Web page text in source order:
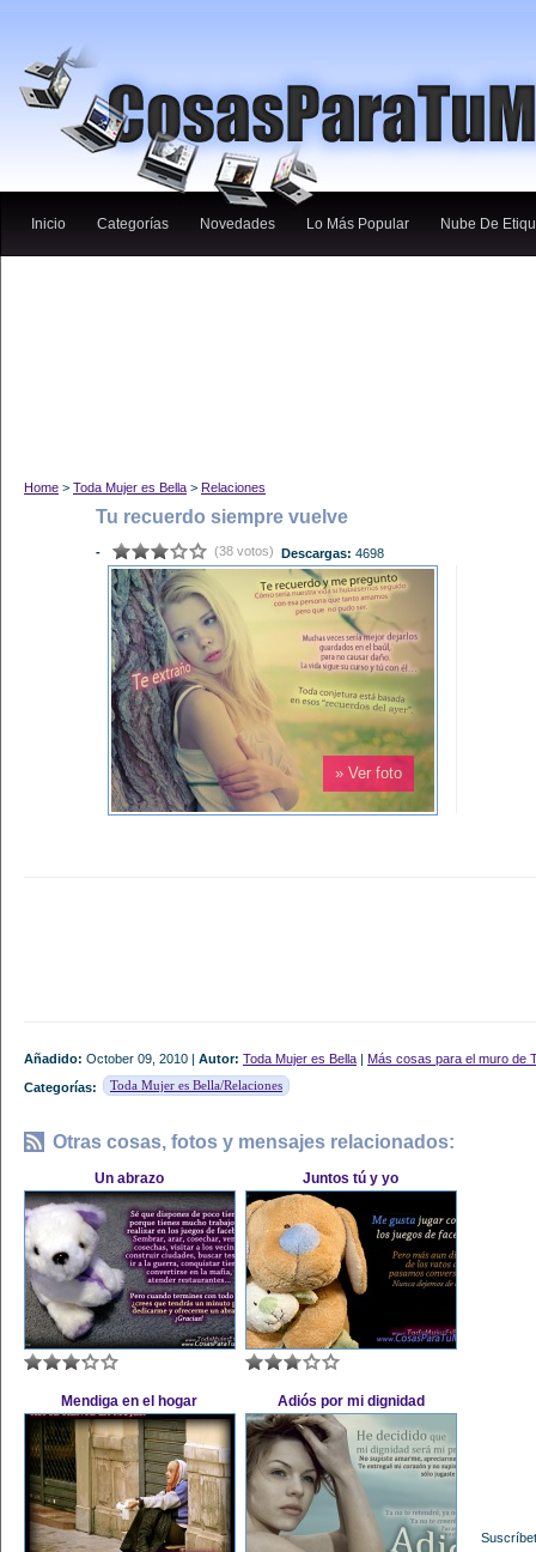
Inicio Categorías Novedades Lo Más Popular Nube De
Home > Toda Mujer es Bella > Relaciones
Tu recuerdo siempre vuelve
- (38 votos) Descargas: 4698
» Ver foto
Añadido: October 09, 2010 | Autor: Toda Mujer es Bella | Más cosas para el muro de
Categorías:
Toda Mujer es Bella/Relaciones
Otras cosas, fotos y mensajes relacionados:
Un abrazo Juntos tú y yo
Mendiga en el hogar Adiós por mi dignidad